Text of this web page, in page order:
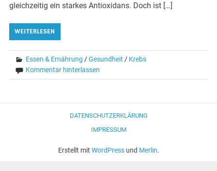
gleichzeitig ein starkes Antioxidans. Doch ist […]
WEITERLESEN
Essen & Ernährung /Gesundheit / Krebs
Kommentar hinterlassen
DATENSCHUTZERKLÄRUNG
IMPRESSUM
Erstellt mit WordPressund Merlin.